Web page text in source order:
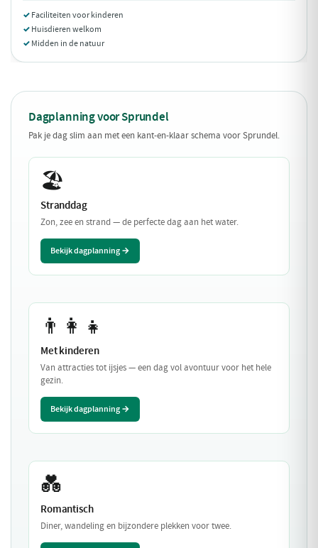
Faciliteiten voor kinderen
Huisdieren welkom
Midden in de natuur
Dagplanning voor Sprundel
Pak je dag slim aan met een kant-en-klaar schema voor Sprundel.
🏖️
Stranddag
Zon, zee en strand — de perfecte dag aan het water.
Bekijk dagplanning →
👨‍👩‍👧
Met kinderen
Van attracties tot ijsjes — een dag vol avontuur voor het hele
gezin.
Bekijk dagplanning →
💑
Romantisch
Diner, wandeling en bijzondere plekken voor twee.